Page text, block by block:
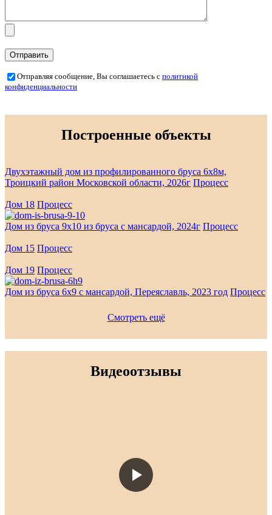
Отправляя сообщение, Вы соглашаетесь с политикой
конфиденциальности
Построенные объекты
Двухэтажный дом из профилированного бруса 6х8м,
Троицкий район Московской области, 2026г Процесс
Дом 18 Процесс
Дом из бруса 9х10 из бруса с мансардой, 2024г Процесс
Дом 15 Процесс
Дом 19 Процесс
Дом из бруса 6х9 с мансардой, Переяславль, 2023 год Процесс
Смотреть ещё
Видеоотзывы